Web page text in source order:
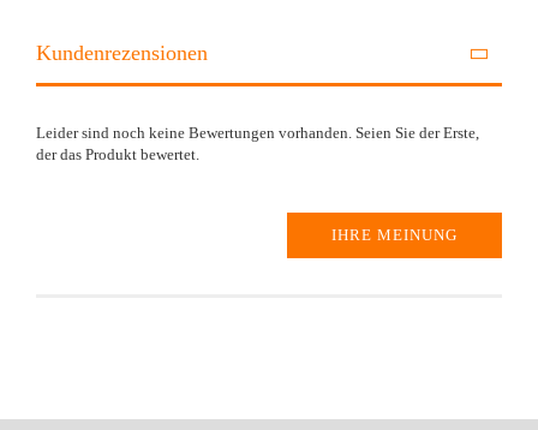
Kundenrezensionen
Leider sind noch keine Bewertungen vorhanden. Seien Sie der Erste,
der das Produkt bewertet.
IHRE MEINUNG